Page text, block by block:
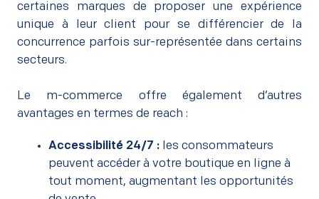
certaines marques de proposer une expérience
unique à leur client pour se différencier de la
concurrence parfois sur-représentée dans certains
secteurs.
Le m-commerce offre également d’autres
avantages en termes de reach :
Accessibilité 24/7 : les consommateurs
peuvent accéder à votre boutique en ligne à
tout moment, augmentant les opportunités